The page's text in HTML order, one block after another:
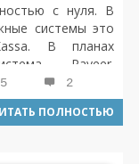
с нуля. В
системы это
В планах
Payeer.
можно
2
ПОЛНОСТЬЮ